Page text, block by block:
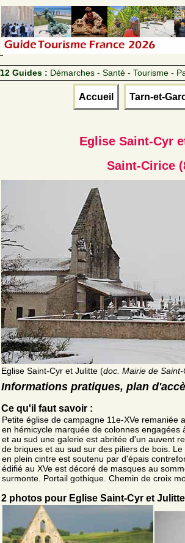
12 Guides : Démarches - Santé - Tourisme -
Accueil Tarn-et-
Eglise Saint-Cyr
Saint-Cirice
Eglise Saint-Cyr et Julitte (doc. Mairie de Saint-
Informations pratiques, plan
Ce qu'il faut savoir :
Petite église de campagne 11e-XVe remaniée
en hémicycle marquée de colonnes engagées
et au sud une galerie est abritée d'un auvent
de briques et au sud sur des piliers de bois.
en plein cintre est soutenu par d'épais
édifié au XVe est décoré de masques au
surmonte. Portail gothique. Chemin de croix
2 photos pour Eglise Saint-Cyr et Julitte